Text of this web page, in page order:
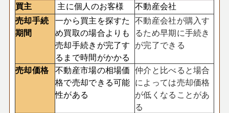
買主 主に個人のお客様
不動産会社
売却手続
期間
一から買主を探すた
め買取の場合よりも
売却手続きが完了す
るまで時間がかかる
不動産会社が購入す
るため早期に手続き
が完了できる
売却価格 不動産市場の相場価
格で売却できる可能
性がある
仲介と比べると場合
によっては売却価格
が低くなることがあ
る